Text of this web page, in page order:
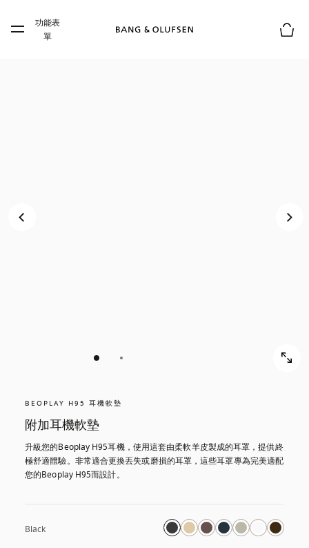
Skip to main footer
功能表
單
BEOPLAY H95 耳機軟墊
附加耳機軟墊
升級您的Beoplay H95耳機，使用這套由柔軟羊皮製成的耳罩，提供終
極舒適體驗。非常適合更換丟失或磨損的耳罩，這些耳罩專為完美適配
您的Beoplay H95而設計。
Black